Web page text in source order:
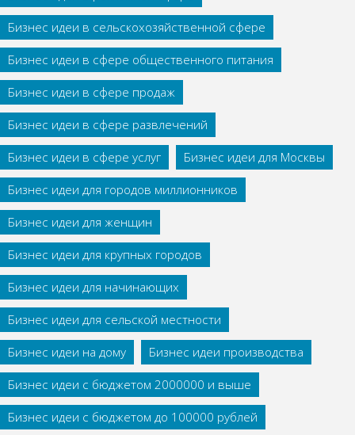
Бизнес идеи в сельскохозяйственной сфере
Бизнес идеи в сфере общественного питания
Бизнес идеи в сфере продаж
Бизнес идеи в сфере развлечений
Бизнес идеи в сфере услуг
Бизнес идеи для Москвы
Бизнес идеи для городов миллионников
Бизнес идеи для женщин
Бизнес идеи для крупных городов
Бизнес идеи для начинающих
Бизнес идеи для сельской местности
Бизнес идеи на дому
Бизнес идеи производства
Бизнес идеи с бюджетом 2000000 и выше
Бизнес идеи с бюджетом до 100000 рублей